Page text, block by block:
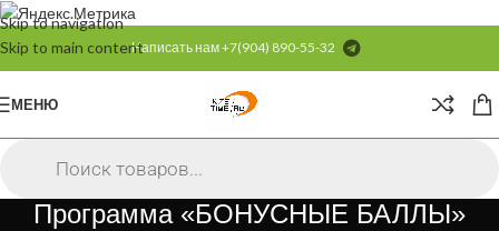
Skip to navigation
Skip to main contentНаписать нам+7(904) 890-55-32
МЕНЮ
Программа «БОНУСНЫЕ БАЛЛЫ»